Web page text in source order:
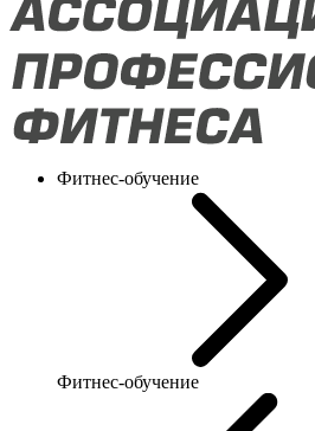
Фитнес-обучение
Фитнес-обучение